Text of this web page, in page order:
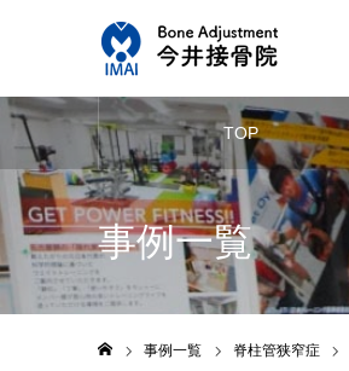
TOP
事例一覧
事例一覧 脊柱管狭窄症